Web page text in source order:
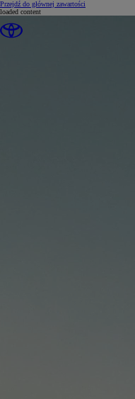
Przejdź do głównej zawartości
loaded content